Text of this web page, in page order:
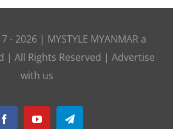
- 2026 | MYSTYLE MYANMAR a
| All Rights Reserved | Advertise
with us
FacebookYouTubeTelegram